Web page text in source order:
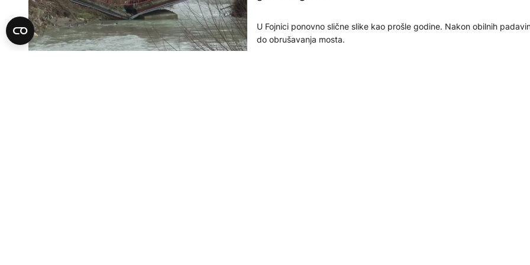
U Fojnici ponovno slične slike kao prošle godine. Nakon obilnih
do obrušavanja mosta.